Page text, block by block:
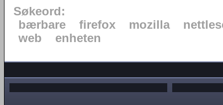
Søkeord:
bærbare
firefox mozilla
web
enheten